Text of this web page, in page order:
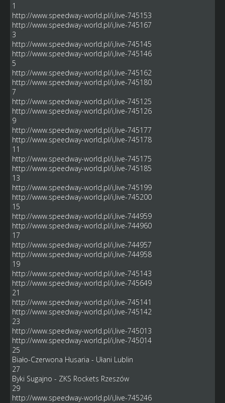
1
http://www.speedway-world.pl/i,live-745153
http://www.speedway-world.pl/i,live-745167
3
http://www.speedway-world.pl/i,live-745145
http://www.speedway-world.pl/i,live-745146
5
http://www.speedway-world.pl/i,live-745162
http://www.speedway-world.pl/i,live-745180
7
http://www.speedway-world.pl/i,live-745125
http://www.speedway-world.pl/i,live-745126
9
http://www.speedway-world.pl/i,live-745177
http://www.speedway-world.pl/i,live-745178
11
http://www.speedway-world.pl/i,live-745175
http://www.speedway-world.pl/i,live-745185
13
http://www.speedway-world.pl/i,live-745199
http://www.speedway-world.pl/i,live-745200
15
http://www.speedway-world.pl/i,live-744959
http://www.speedway-world.pl/i,live-744960
17
http://www.speedway-world.pl/i,live-744957
http://www.speedway-world.pl/i,live-744958
19
http://www.speedway-world.pl/i,live-745143
http://www.speedway-world.pl/i,live-745649
21
http://www.speedway-world.pl/i,live-745141
http://www.speedway-world.pl/i,live-745142
23
http://www.speedway-world.pl/i,live-745013
http://www.speedway-world.pl/i,live-745014
25
Biało-Czerwona Husaria - Ułani Lublin
27
Byki Sugajno - ZKS Rockets Rzeszów
29
http://www.speedway-world.pl/i,live-745246